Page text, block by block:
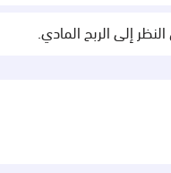
إلى الربح المادي.